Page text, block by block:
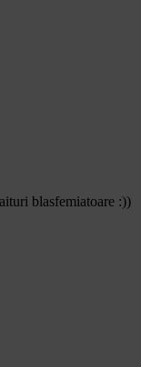
blasfemiatoare :))